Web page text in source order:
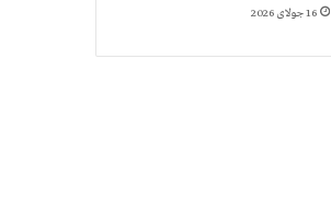
16 جولای 2026